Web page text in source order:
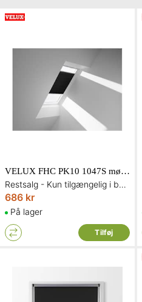
VELUX FHC PK10 1047S mørklæggende energigardin i sort
Restsalg - Kun tilgængelig i begrænset antal og så længe lager haves
686 kr
På lager
Tilføj